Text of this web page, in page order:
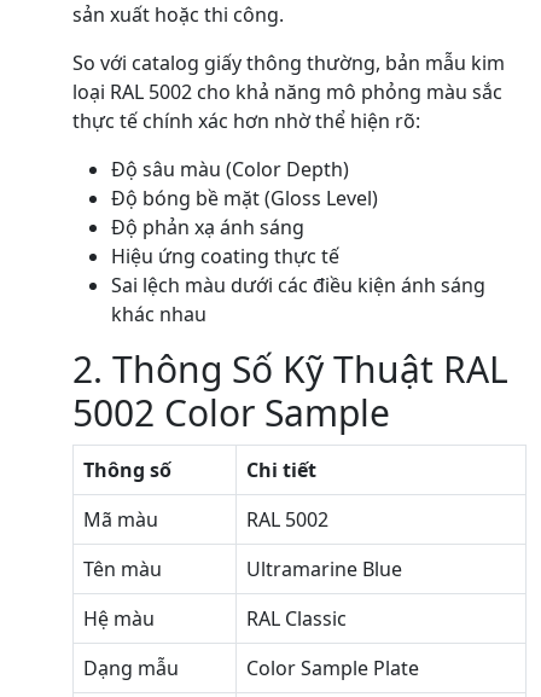
sản xuất hoặc thi công.
So với catalog giấy thông thường, bản mẫu kim
loại RAL 5002 cho khả năng mô phỏng màu sắc
thực tế chính xác hơn nhờ thể hiện rõ:
Độ sâu màu (Color Depth)
Độ bóng bề mặt (Gloss Level)
Độ phản xạ ánh sáng
Hiệu ứng coating thực tế
Sai lệch màu dưới các điều kiện ánh sáng
khác nhau
2. Thông Số Kỹ Thuật RAL
5002 Color Sample
Thông số
Chi tiết
Mã màu
RAL 5002
Tên màu
Ultramarine Blue
Hệ màu
RAL Classic
Dạng mẫu
Color Sample Plate